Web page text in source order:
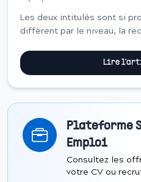
Les deux intitulés sont si
diffèrent par le niveau, la
Lire
Plateforme
Emploi
Consultez les
votre CV ou